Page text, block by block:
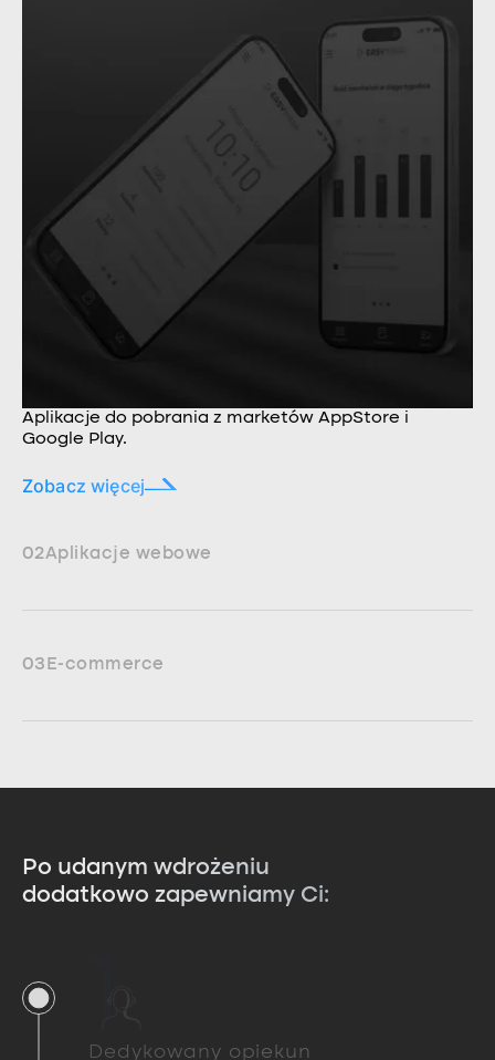
Aplikacje do pobrania z marketów AppStore i
Google Play.
Zobacz więcej
02Aplikacje webowe
03E-commerce
Po udanym wdrożeniu
dodatkowo zapewniamy Ci:
Dedykowany opiekun